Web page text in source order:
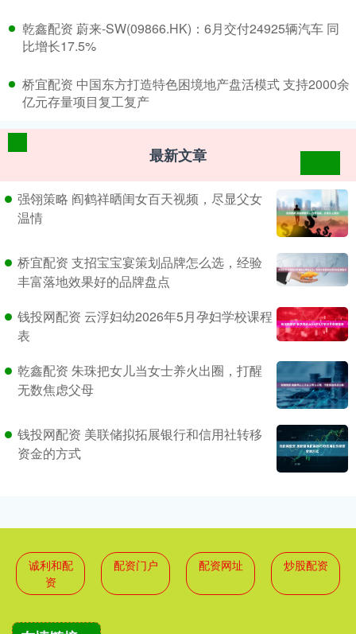
​乾鑫配资 蔚来-SW(09866.HK)：6月交付24925辆汽车 同
比增长17.5%
​桥宜配资 中国东方打造特色困境地产盘活模式 支持2000余
亿元存量项目复工复产
最新文章
强翎策略 阎鹤祥晒闺女百天视频，尽显父女
温情
桥宜配资 支招宝宝宴策划品牌怎么选，经验
丰富落地效果好的品牌盘点
钱投网配资 云浮妇幼2026年5月孕妇学校课程
表
乾鑫配资 朱珠把女儿当女士养火出圈，打醒
无数焦虑父母
钱投网配资 美联储拟拓展银行和信用社转移
资金的方式
诚利和配
资
配资门户 配资网址 炒股配资